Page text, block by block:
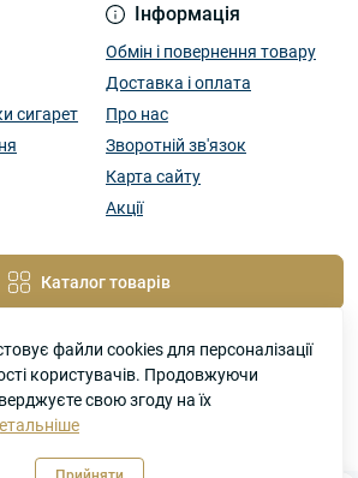
сигарет
Інформація
Обмін і повернення товару
Доставка і оплата
Про нас
Зворотній зв'язок
Карта сайту
Акції
Каталог товарів
сигаретных аксессуаров © 2026
файли cookies для персоналізації
користувачів. Продовжуючи
свою згоду на їх